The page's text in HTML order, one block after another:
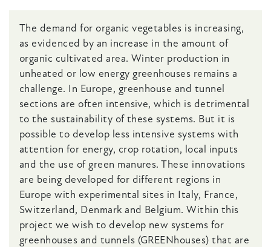
Body
The demand for organic vegetables is increasing,
as evidenced by an increase in the amount of
organic cultivated area. Winter production in
unheated or low energy greenhouses remains a
challenge. In Europe, greenhouse and tunnel
sections are often intensive, which is detrimental
to the sustainability of these systems. But it is
possible to develop less intensive systems with
attention for energy, crop rotation, local inputs
and the use of green manures. These innovations
are being developed for different regions in
Europe with experimental sites in Italy, France,
Switzerland, Denmark and Belgium. Within this
project we wish to develop new systems for
greenhouses and tunnels (GREENhouses) that are